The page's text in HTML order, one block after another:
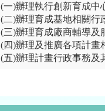
(一)辦理執行創新育成中
(二)辦理育成基地相關行
(三)辦理育成廠商輔導及
(四)辦理及推廣各項計畫
(五)辦理計畫行政事務及